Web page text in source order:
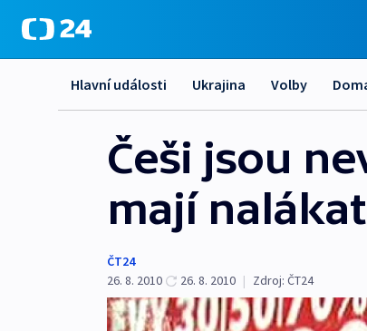
Hlavní události Ukrajina Volby
Češi jsou
mají
ČT24
26. 8. 2010
26. 8. 2010 | Zdroj: ČT24